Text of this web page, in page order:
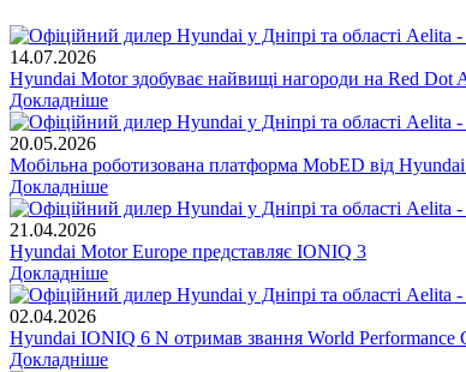
14.07.2026
Hyundai Motor здобуває найвищі нагороди на Red Dot
Докладніше
20.05.2026
Мобільна роботизована платформа MobED від
Докладніше
21.04.2026
Hyundai Motor Europe представляє IONIQ 3
Докладніше
02.04.2026
Hyundai IONIQ 6 N отримав звання World Performance
Докладніше